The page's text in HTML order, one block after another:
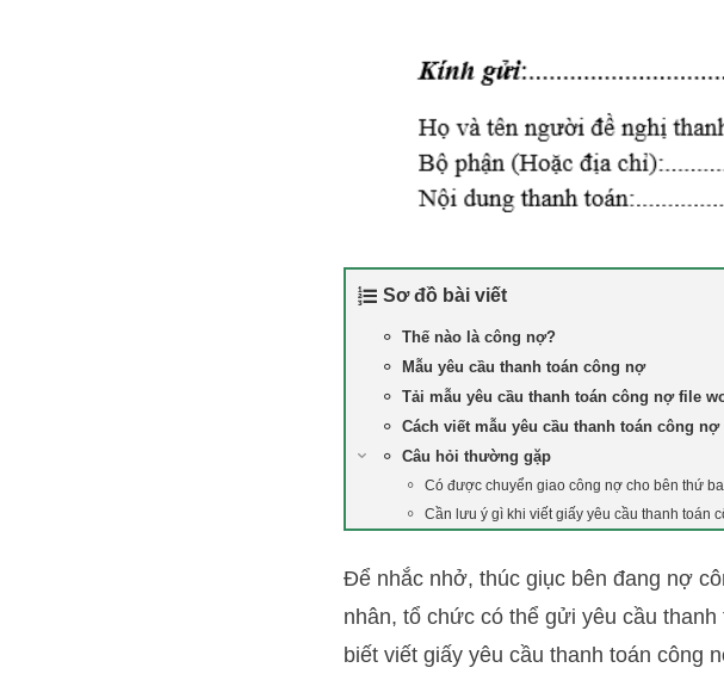
Sơ đồ bài viết
Thế nào là công nợ?
Mẫu yêu cầu thanh toán công nợ
Tải mẫu yêu cầu thanh toán công nợ file
Cách viết mẫu yêu cầu thanh toán công nợ
Câu hỏi thường gặp
Có được chuyển giao công nợ cho bên thứ
Cần lưu ý gì khi viết giấy yêu cầu thanh toán
Để nhắc nhở, thúc giục bên đang nợ
nhân, tổ chức có thể gửi yêu cầu
biết viết giấy yêu cầu thanh toán công